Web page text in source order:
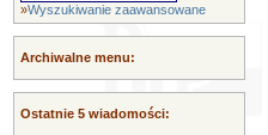
»Wyszukiwanie zaawansowane
Archiwalne menu:
Ostatnie 5 wiadomości: